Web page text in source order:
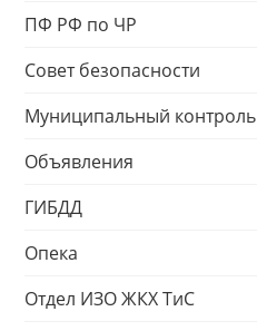
ПФ РФ по ЧР
Совет безопасности
Муниципальный контроль
Объявления
ГИБДД
Опека
Отдел ИЗО ЖКХ ТиС